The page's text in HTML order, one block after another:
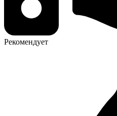
Рекомендует